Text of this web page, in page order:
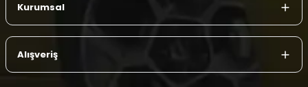
Kurumsal
Alışveriş